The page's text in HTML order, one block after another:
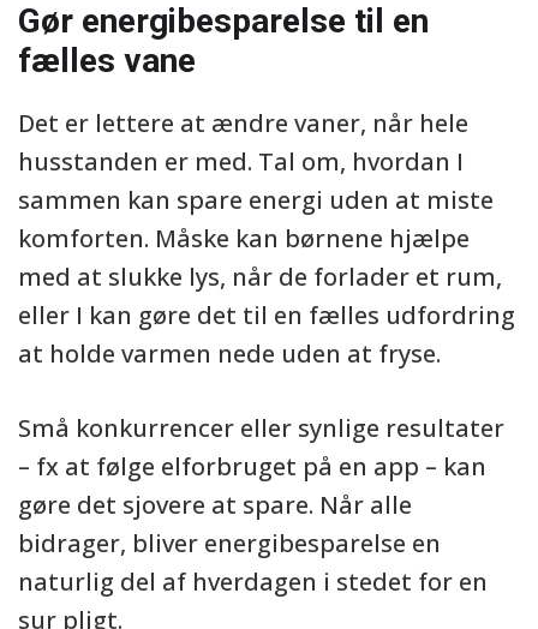
Gør energibesparelse til en
fælles vane
Det er lettere at ændre vaner, når hele
husstanden er med. Tal om, hvordan I
sammen kan spare energi uden at miste
komforten. Måske kan børnene hjælpe
med at slukke lys, når de forlader et rum,
eller I kan gøre det til en fælles udfordring
at holde varmen nede uden at fryse.
Små konkurrencer eller synlige resultater
– fx at følge elforbruget på en app – kan
gøre det sjovere at spare. Når alle
bidrager, bliver energibesparelse en
naturlig del af hverdagen i stedet for en
sur pligt.